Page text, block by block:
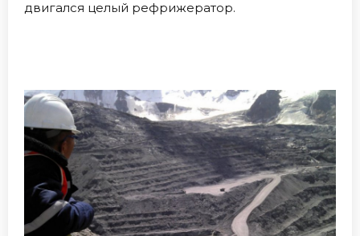
двигался целый рефрижератор.